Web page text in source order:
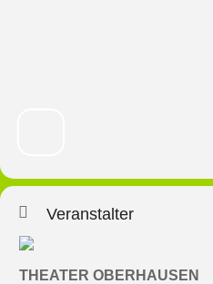
Veranstalter
THEATER OBERHAUSEN